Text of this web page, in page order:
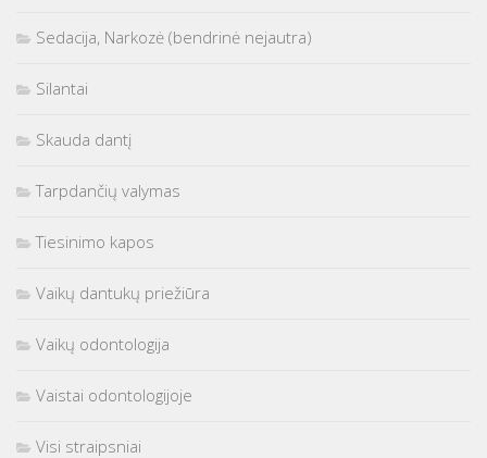
Sedacija, Narkozė (bendrinė nejautra)
Silantai
Skauda dantį
Tarpdančių valymas
Tiesinimo kapos
Vaikų dantukų priežiūra
Vaikų odontologija
Vaistai odontologijoje
Visi straipsniai